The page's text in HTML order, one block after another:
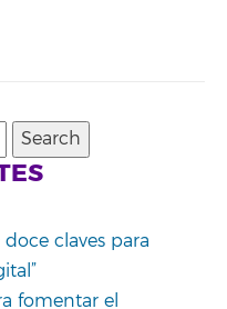
claves para
fomentar el